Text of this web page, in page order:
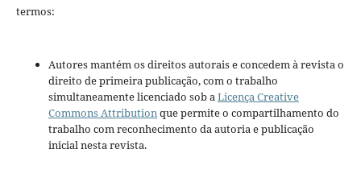
termos:
Autores mantém os direitos autorais e concedem à revista o
direito de primeira publicação, com o trabalho
simultaneamente licenciado sob a Licença Creative
Commons Attribution que permite o compartilhamento do
trabalho com reconhecimento da autoria e publicação
inicial nesta revista.